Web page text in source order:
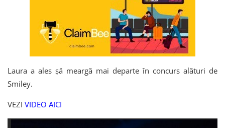
Laura a ales șă meargă mai departe în concurs alături de
Smiley.
VEZI VIDEO AICI